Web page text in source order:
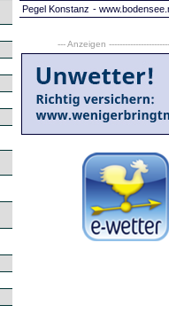
Pegel Konstanz -
--- Anzeigen